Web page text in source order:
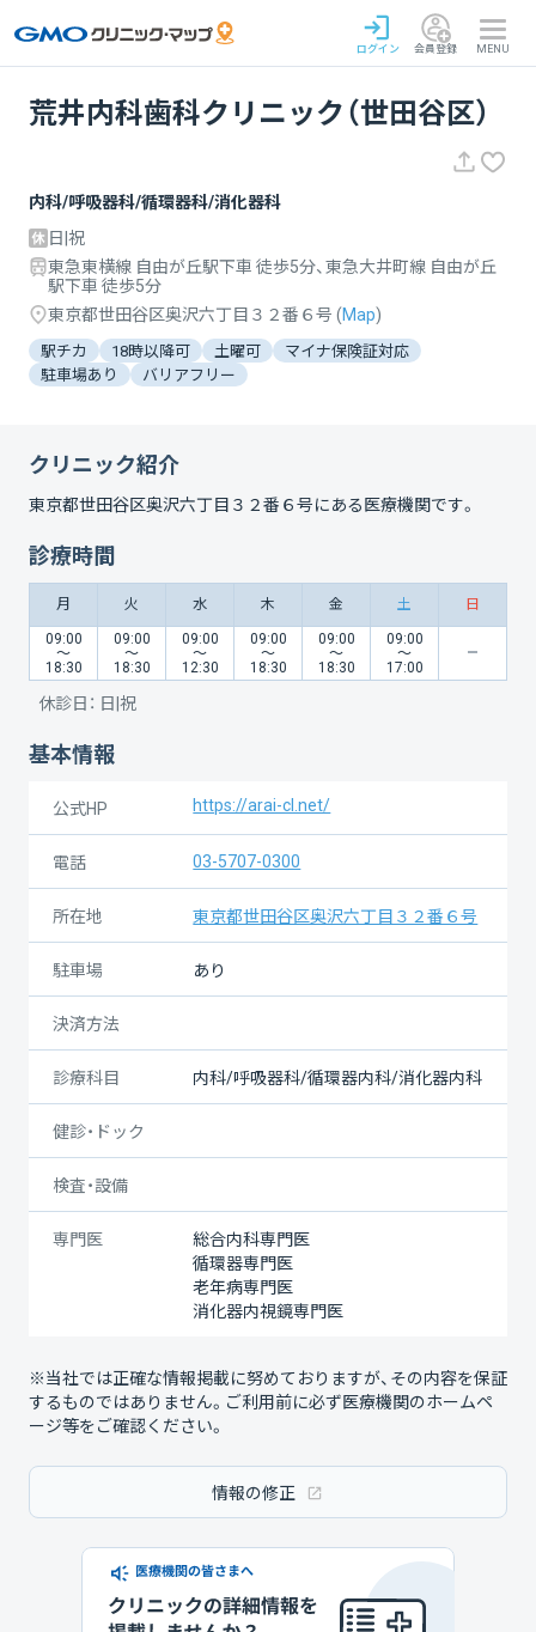
ログイン 会員登録 MENU
荒井内科歯科クリニック（世田谷区）
内科/呼吸器科/循環器科/消化器科
日|祝
東急東横線 自由が丘駅下車 徒歩5分、東急大井町線 自由が丘
駅下車 徒歩5分
東京都世田谷区奥沢六丁目３２番６号 (Map)
駅チカ 18時以降可 土曜可
マイナ保険証対応
駐車場あり
バリアフリー
クリニック紹介
東京都世田谷区奥沢六丁目３２番６号にある医療機関です。
診療時間
月 火 水 木 金 土 日
09:00
〜
18:30
09:00
〜
18:30
09:00
〜
12:30
09:00
〜
18:30
09:00
〜
18:30
09:00
〜
17:00
休診日： 日|祝
基本情報
公式HP https://arai-cl.net/
電話 03-5707-0300
所在地 東京都世田谷区奥沢六丁目３２番６号
駐車場 あり
決済方法
診療科目 内科/呼吸器科/循環器内科/消化器内科
健診・ドック
検査・設備
専門医
総合内科専門医
循環器専門医
老年病専門医
消化器内視鏡専門医
※当社では正確な情報掲載に努めておりますが、その内容を保証
するものではありません。ご利用前に必ず医療機関のホームペ
ージ等をご確認ください。
情報の修正